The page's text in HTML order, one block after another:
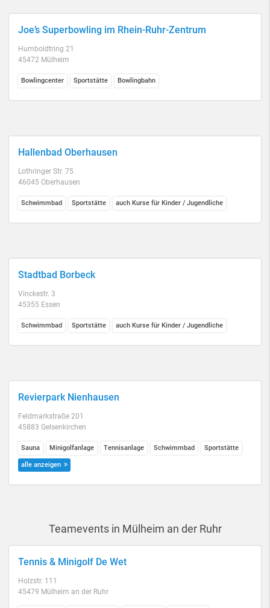
Joe’s Superbowling im Rhein-Ruhr-Zentrum
Humboldtring 21
45472 Mülheim
Bowlingcenter Sportstätte Bowlingbahn
Hallenbad Oberhausen
Lothringer Str. 75
46045 Oberhausen
Schwimmbad Sportstätte auch Kurse für Kinder / Jugendliche
Stadtbad Borbeck
Vinckestr. 3
45355 Essen
Schwimmbad Sportstätte auch Kurse für Kinder / Jugendliche
Revierpark Nienhausen
Feldmarkstraße 201
45883 Gelsenkirchen
Sauna Minigolfanlage Tennisanlage Schwimmbad Sportstätte
alle anzeigen
Teamevents in Mülheim an der Ruhr
Tennis & Minigolf De Wet
Holzstr. 111
45479 Mülheim an der Ruhr